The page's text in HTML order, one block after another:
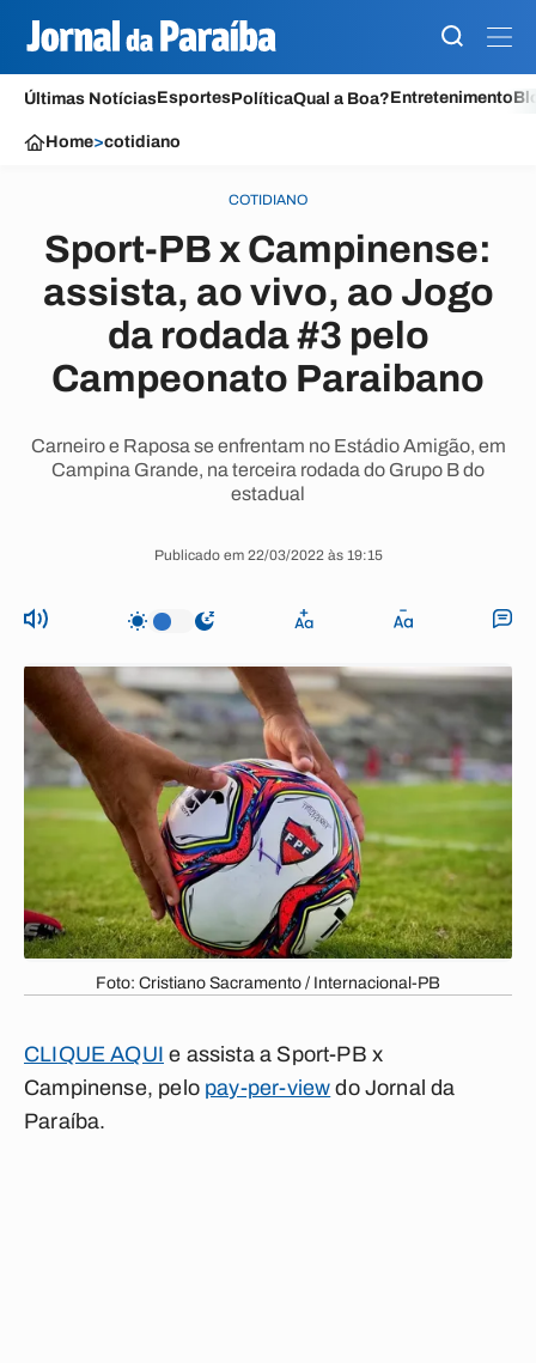
Últimas NotíciasEsportesPolíticaQual a Boa?Entretenimento
Home>cotidiano
COTIDIANO
Sport-PB x Campinense:
assista, ao vivo, ao Jogo
da rodada #3 pelo
Campeonato Paraibano
Carneiro e Raposa se enfrentam no Estádio Amigão, em
Campina Grande, na terceira rodada do Grupo B do
estadual
Publicado em 22/03/2022 às 19:15
Foto: Cristiano Sacramento / Internacional-PB
CLIQUE AQUI e assista a Sport-PB x
Campinense, pelo pay-per-view do Jornal da
Paraíba.